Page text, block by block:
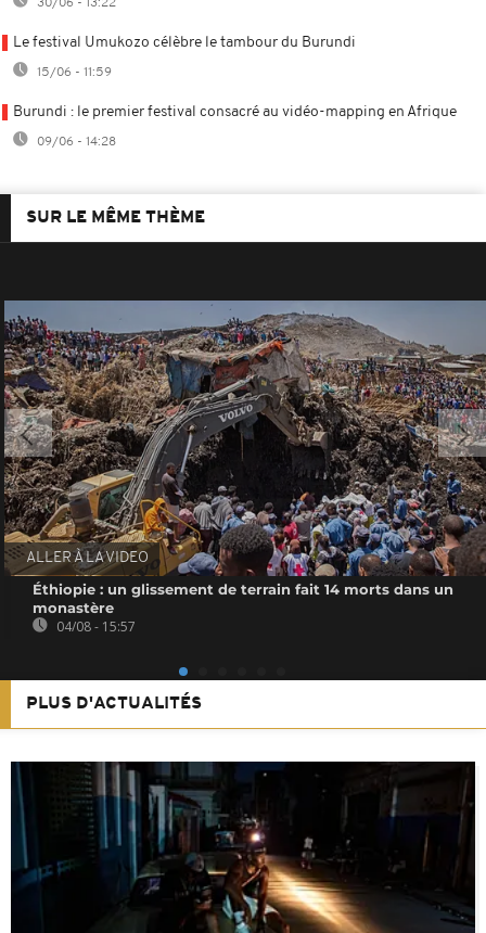
30/06 - 13:22
Le festival Umukozo célèbre le tambour du Burundi
15/06 - 11:59
Burundi : le premier festival consacré au vidéo-mapping en Afrique
09/06 - 14:28
SUR LE MÊME THÈME
ALLER À LA VIDEO
Éthiopie : un glissement de terrain fait 14 morts dans un
monastère
04/08 - 15:57
PLUS D'ACTUALITÉS